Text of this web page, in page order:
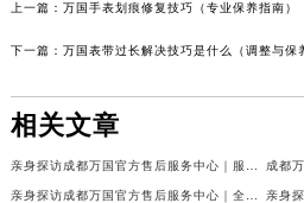
上一篇： 万国手表划痕修复技巧（专业保养指南）
下一篇： 万国表带过长解决技巧是什么（调整与保
相关文章